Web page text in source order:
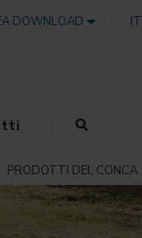
DOWNLOAD IT
PRODOTTI DEL CONCA